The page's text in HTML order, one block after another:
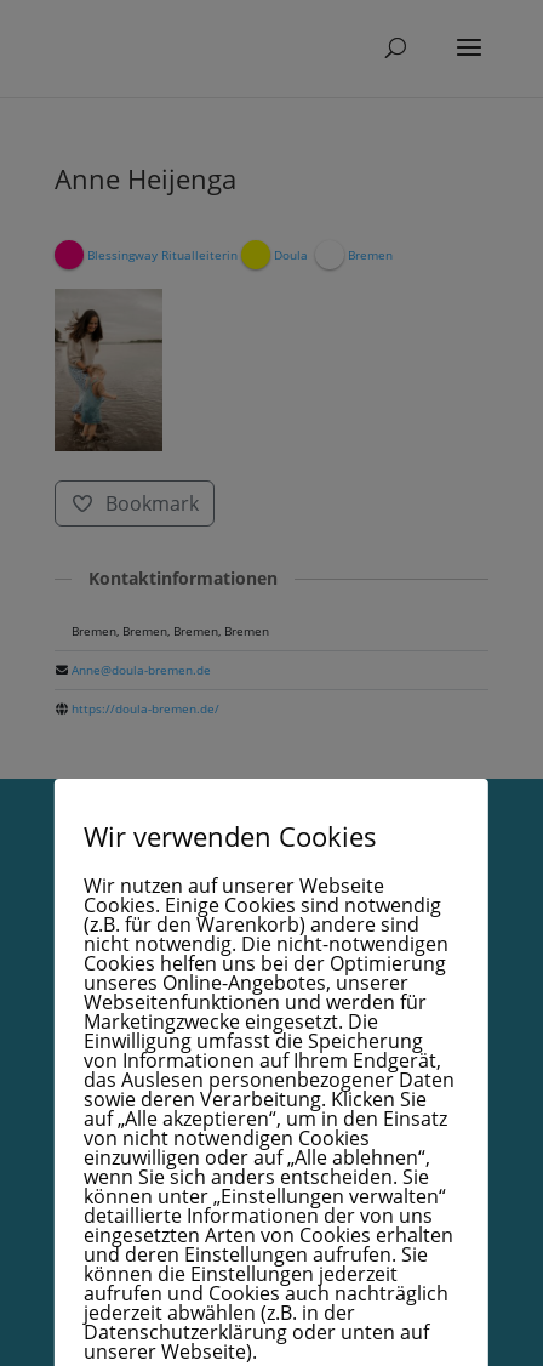
Anne Heijenga
Blessingway Ritualleiterin Doula Bremen
Bookmark
Kontaktinformationen
Bremen, Bremen, Bremen, Bremen
Anne@doula-bremen.de
https://doula-bremen.de/
Vertrag widerrufen
Datenschutzerklärung
Impressum
AGB
Kodex
Papierzertifikat mit Goldrand – Bestellformular
Infoboard Absolventen
Doula/Mütterpflege/Babycoach
Unterkünfte in und um Warendorf
© 2020-2026 Babycoachakademie.de, Inh. Detlef
Wallow.Alle Rechte vorbehalten
Partner und Empfehlungen
Wir verwenden Cookies
Wir nutzen auf unserer Webseite
Cookies. Einige Cookies sind notwendig
(z.B. für den Warenkorb) andere sind
nicht notwendig. Die nicht-notwendigen
Cookies helfen uns bei der Optimierung
unseres Online-Angebotes, unserer
Webseitenfunktionen und werden für
Marketingzwecke eingesetzt. Die
Einwilligung umfasst die Speicherung
von Informationen auf Ihrem Endgerät,
das Auslesen personenbezogener Daten
sowie deren Verarbeitung. Klicken Sie
auf „Alle akzeptieren“, um in den Einsatz
von nicht notwendigen Cookies
einzuwilligen oder auf „Alle ablehnen“,
wenn Sie sich anders entscheiden. Sie
können unter „Einstellungen verwalten“
detaillierte Informationen der von uns
eingesetzten Arten von Cookies erhalten
und deren Einstellungen aufrufen. Sie
können die Einstellungen jederzeit
aufrufen und Cookies auch nachträglich
jederzeit abwählen (z.B. in der
Datenschutzerklärung oder unten auf
unserer Webseite).